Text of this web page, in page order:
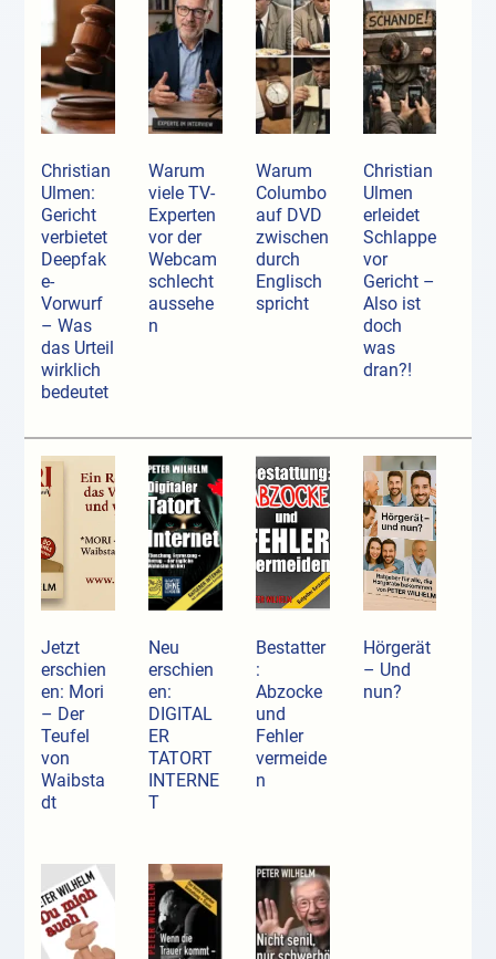
Christian
Ulmen:
Gericht
verbietet
Deepfak
e-
Vorwurf
– Was
das Urteil
wirklich
bedeutet
Warum
viele TV-
Experten
vor der
Webcam
schlecht
aussehe
n
Warum
Columbo
auf DVD
zwischen
durch
Englisch
spricht
Christian
Ulmen
erleidet
Schlappe
vor
Gericht –
Also ist
doch
was
dran?!
Jetzt
erschien
en: Mori
– Der
Teufel
von
Waibsta
dt
Neu
erschien
en:
DIGITAL
ER
TATORT
INTERNE
T
Bestatter
:
Abzocke
und
Fehler
vermeide
n
Hörgerät
– Und
nun?